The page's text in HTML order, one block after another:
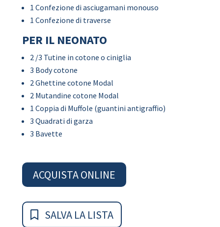
1 Confezione di asciugamani monouso
1 Confezione di traverse
PER IL NEONATO
2 /3 Tutine in cotone o ciniglia
3 Body cotone
2 Ghettine cotone Modal
2 Mutandine cotone Modal
1 Coppia di Muffole (guantini antigraffio)
3 Quadrati di garza
3 Bavette
ACQUISTA ONLINE
SALVA LA LISTA